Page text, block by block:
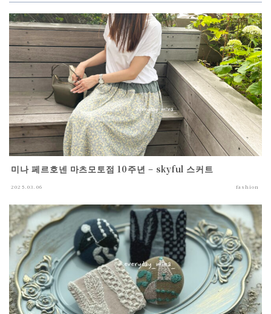
미나 페르호넨 마츠모토점 10주년 – skyful 스커트
2025.03.06 fashion